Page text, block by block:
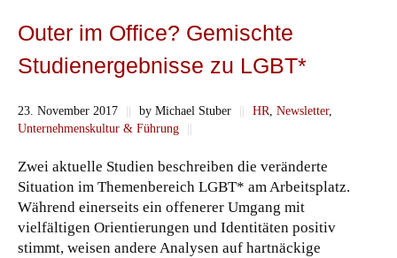
Outer im Office? Gemischte
Studienergebnisse zu LGBT*
23. November 2017 || by Michael Stuber || HR Newsletter,
Unternehmenskultur & Führung
||
Zwei aktuelle Studien beschreiben die veränderte
Situation im Themenbereich LGBT* am Arbeitsplatz.
Während einerseits ein offenerer Umgang mit
vielfältigen Orientierungen und Identitäten positiv
stimmt, weisen andere Analysen auf hartnäckige